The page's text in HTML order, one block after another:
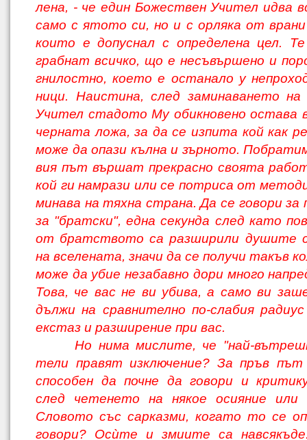
лена, - че един Божествен Учител идва
само с ятото си, но и с орляка от
които е допуснал с определена цел.
грабнат всичко, що е несъвършено и
гнилостно, което е останало у
ници. Наистина, след заминаването на
Учител стадото Му обикновено остава
черната ложа, за да се изпита кой как
може да опази кълна и зърното.
вия път вършат прекрасно своята
кой ги намрази или се потриса от
минава на тяхна страна. Да се говори за
за "братски", една секунда след като
от братството са разширили душите
на вселената, значи да се получи такъв
може да убие незабавно дори много
Това, че вас не ви убива, а само ви
дължи на сравнително по-слабия
екстаз и разширение при вас.
Но нима мислите, че "най-
тели правят изключение? За пръв
способен да почне да говори и
след четенето на някое осияние или
Словото със сарказми, когато то се
говори? Ос­ùте и змиите са